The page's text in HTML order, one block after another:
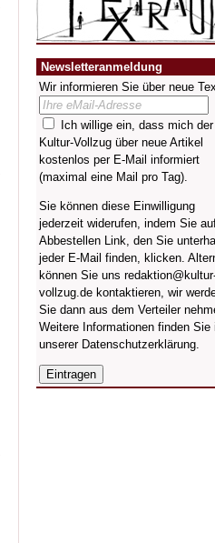
Newsletteranmeldung
Wir informieren Sie über neue
Ich willige ein, dass mich der
Kultur-Vollzug über neue Artikel
kostenlos per E-Mail informiert
(maximal eine Mail pro Tag).
Sie können diese Einwilligung
jederzeit widerufen, indem Sie
Abbestellen Link, den Sie
jeder E-Mail finden, klicken.
können Sie uns
vollzug.de kontaktieren, wir
Sie dann aus dem Verteiler
Weitere Informationen finden Sie
unserer Datenschutzerklärung.